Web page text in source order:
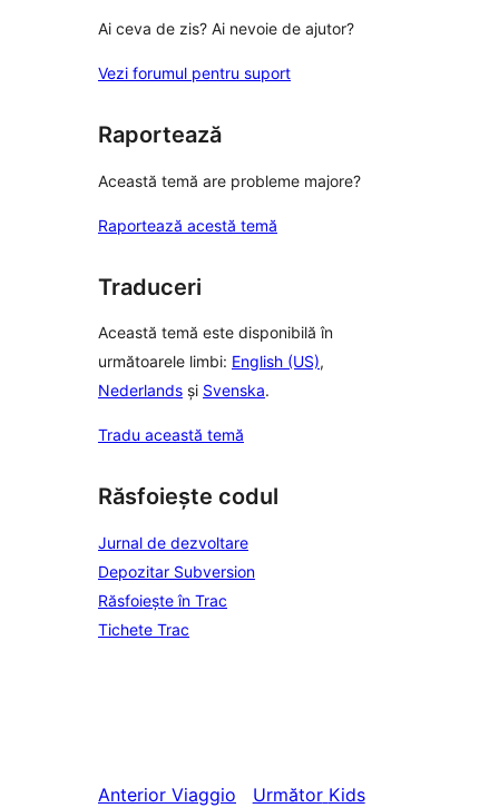
Ai ceva de zis? Ai nevoie de ajutor?
Vezi forumul pentru suport
Raportează
Această temă are probleme majore?
Raportează acestă temă
Traduceri
Această temă este disponibilă în
următoarele limbi: English (US),
Nederlands și Svenska.
Tradu această temă
Răsfoiește codul
Jurnal de dezvoltare
Depozitar Subversion
Răsfoiește în Trac
Tichete Trac
Anterior Viaggio
Următor Kids